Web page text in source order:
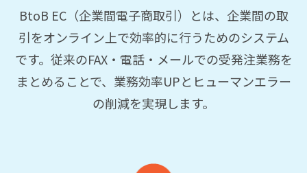
BtoB EC（企業間電子商取引）とは、企業間の取
引をオンライン上で効率的に行うためのシステム
です。従来のFAX・電話・メールでの受発注業務を
まとめることで、業務効率UPとヒューマンエラー
の削減を実現します。